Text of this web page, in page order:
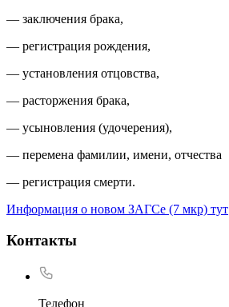
— заключения брака,
— регистрация рождения,
— установления отцовства,
— расторжения брака,
— усыновления (удочерения),
— перемена фамилии, имени, отчества
— регистрация смерти.
Информация о новом ЗАГСе (7 мкр) тут
Контакты
Телефон